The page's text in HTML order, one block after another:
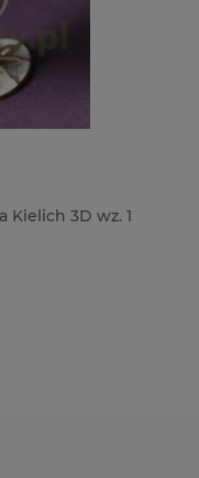
3D wz. 1